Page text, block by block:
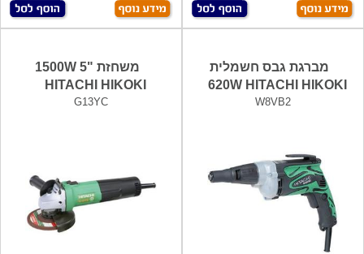
מברגת גבס חשמלית
620W HITACHI HIKOKI
W8VB2
משחזת "5 1500W
HITACHI HIKOKI
G13YC